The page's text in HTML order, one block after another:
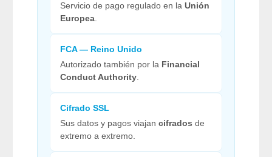
Servicio de pago regulado en la Unión
Europea.
FCA — Reino Unido
Autorizado también por la Financial
Conduct Authority.
Cifrado SSL
Sus datos y pagos viajan cifrados de
extremo a extremo.